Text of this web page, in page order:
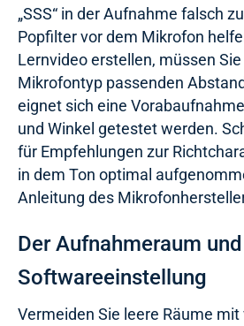
„SSS“ in der Aufnahme falsch
Popfilter vor dem Mikrofon
Lernvideo erstellen, müssen
Mikrofontyp passenden
eignet sich eine
und Winkel getestet werden.
für Empfehlungen zur
in dem Ton optimal
Anleitung des
Der Aufnahmeraum
Softwareeinstellung
Vermeiden Sie leere Räume